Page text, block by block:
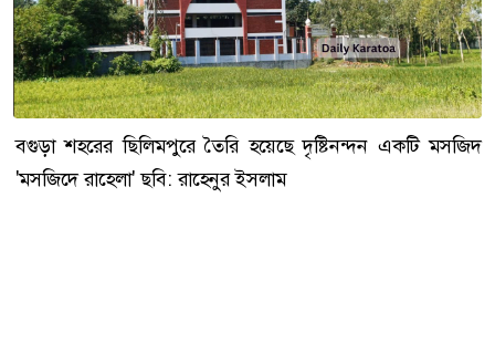
বগুড়া শহরের ছিলিমপুরে তৈরি হয়েছে দৃষ্টিনন্দন একটি মসজিদ
'মসজিদে রাহেলা' ছবি: রাহেনুর ইসলাম